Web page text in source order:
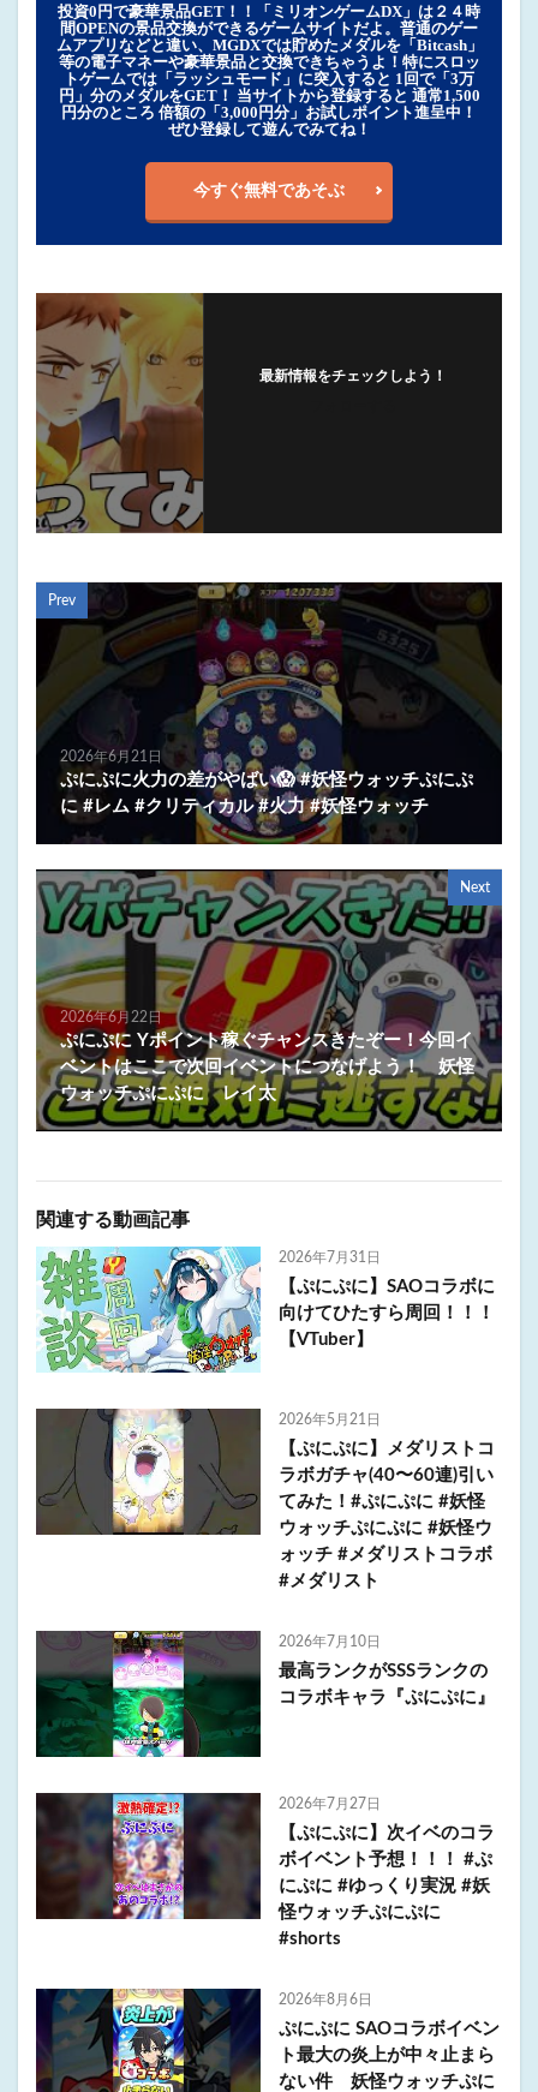
投資0円で豪華景品GET！！「ミリオンゲームDX」は２４時
間OPENの景品交換ができるゲームサイトだよ。普通のゲー
ムアプリなどと違い、MGDXでは貯めたメダルを「Bitcash」
等の電子マネーや豪華景品と交換できちゃうよ！特にスロッ
トゲームでは「ラッシュモード」に突入すると 1回で「3万
円」分のメダルをGET！ 当サイトから登録すると 通常1,500
円分のところ 倍額の「3,000円分」お試しポイント進呈中！
ぜひ登録して遊んでみてね！
今すぐ無料であそぶ
最新情報をチェックしよう！
Prev
2026年6月21日
ぷにぷに火力の差がやばい😱 #妖怪ウォッチぷにぷ
に #レム #クリティカル #火力 #妖怪ウォッチ
Next
2026年6月22日
ぷにぷに Yポイント稼ぐチャンスきたぞー！今回イ
ベントはここで次回イベントにつなげよう！ 妖怪
ウォッチぷにぷに レイ太
関連する動画記事
2026年7月31日
【ぷにぷに】SAOコラボに
向けてひたすら周回！！！
【VTuber】
2026年5月21日
【ぷにぷに】メダリストコ
ラボガチャ(40〜60連)引い
てみた！#ぷにぷに #妖怪
ウォッチぷにぷに #妖怪ウ
ォッチ #メダリストコラボ
#メダリスト
2026年7月10日
最高ランクがSSSランクの
コラボキャラ『ぷにぷに』
2026年7月27日
【ぷにぷに】次イベのコラ
ボイベント予想！！！ #ぷ
にぷに #ゆっくり実況 #妖
怪ウォッチぷにぷに
#shorts
2026年8月6日
ぷにぷに SAOコラボイベン
ト最大の炎上が中々止まら
ない件 妖怪ウォッチぷに